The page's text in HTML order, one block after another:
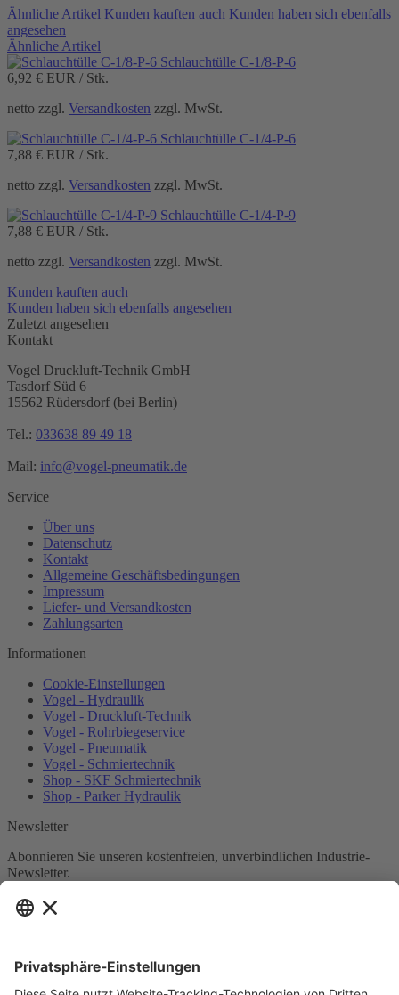
Ähnliche Artikel Kunden kauften auch Kunden haben sich ebenfalls
angesehen
Ähnliche Artikel
Schlauchtülle C-1/8-P-6
6,92 € EUR / Stk.
netto zzgl. Versandkosten zzgl. MwSt.
Schlauchtülle C-1/4-P-6
7,88 € EUR / Stk.
netto zzgl. Versandkosten zzgl. MwSt.
Schlauchtülle C-1/4-P-9
7,88 € EUR / Stk.
netto zzgl. Versandkosten zzgl. MwSt.
Kunden kauften auch
Kunden haben sich ebenfalls angesehen
Zuletzt angesehen
Kontakt
Vogel Druckluft-Technik GmbH
Tasdorf Süd 6
15562 Rüdersdorf (bei Berlin)
Tel.: 033638 89 49 18
Mail: info@vogel-pneumatik.de
Service
Über uns
Datenschutz
Kontakt
Allgemeine Geschäftsbedingungen
Impressum
Liefer- und Versandkosten
Zahlungsarten
Informationen
Cookie-Einstellungen
Vogel - Hydraulik
Vogel - Druckluft-Technik
Vogel - Rohrbiegeservice
Vogel - Pneumatik
Vogel - Schmiertechnik
Shop - SKF Schmiertechnik
Shop - Parker Hydraulik
Newsletter
Abonnieren Sie unseren kostenfreien, unverbindlichen Industrie-
Newsletter.